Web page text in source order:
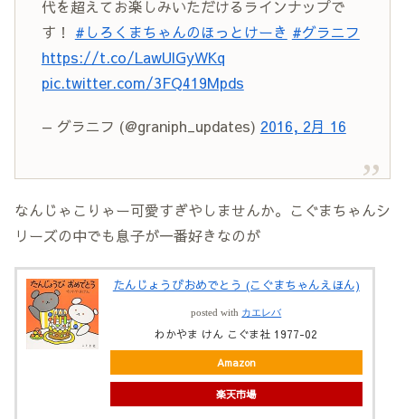
代を超えてお楽しみいただけるラインナップで
す！ #しろくまちゃんのほっとけーき #グラニフ
https://t.co/LawUlGyWKq
pic.twitter.com/3FQ419Mpds
— グラニフ (@graniph_updates) 2016, 2月 16
なんじゃこりゃー可愛すぎやしませんか。こぐまちゃんシ
リーズの中でも息子が一番好きなのが
たんじょうびおめでとう (こぐまちゃんえほん)
posted with カエレバ
わかやま けん こぐま社 1977-02
Amazon
楽天市場